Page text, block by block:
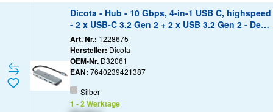
Dicota - Hub - 10 Gbps, 4-in-1 USB C, highspeed
- 2 x USB-C 3.2 Gen 2 + 2 x USB 3.2 Gen 2 - Desk
top
Art. Nr.: 1228675
Hersteller: Dicota
OEM-Nr. D32061
EAN: 7640239421387
Silber
1 - 2 Werktage